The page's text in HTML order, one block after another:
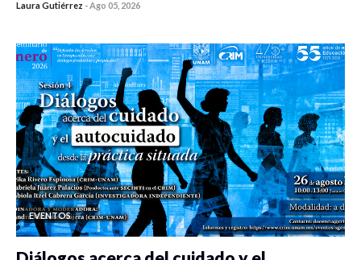
Laura Gutiérrez -Ago 05, 2026
EVENTOS